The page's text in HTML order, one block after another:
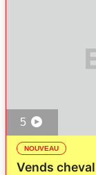
5
NOUVEAU
Vends